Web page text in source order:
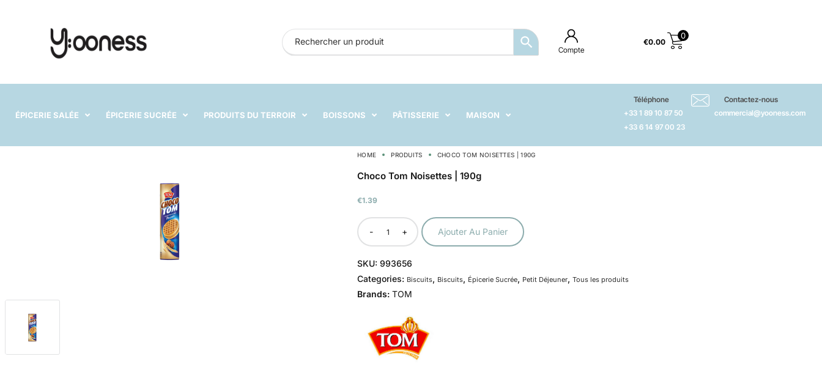
Compte
€0.00
0
ÉPICERIE SALÉE ÉPICERIE SUCRÉE PRODUITS DU TERROIR BOISSONS PÂTISSERIE MAISON
Téléphone
+33 1 89 10 87 50
+33 6 14 97 00 23
Contactez-nous
commercial@yooness.com
HOME PRODUITS CHOCO TOM NOISETTES | 190G
Choco Tom Noisettes | 190g
€1.39
- + Ajouter Au Panier
SKU: 993656
Categories: Biscuits, Biscuits, Épicerie Sucrée, Petit Déjeuner, Tous les produits
Brands: TOM